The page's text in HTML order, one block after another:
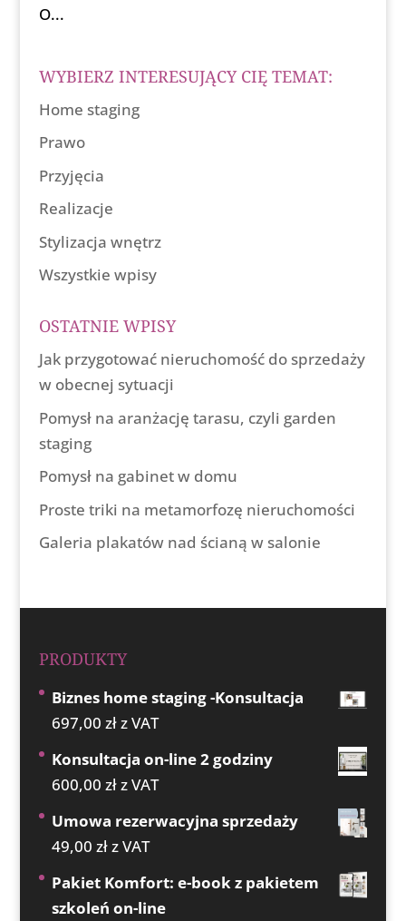
O...
WYBIERZ INTERESUJĄCY CIĘ TEMAT:
Home staging
Prawo
Przyjęcia
Realizacje
Stylizacja wnętrz
Wszystkie wpisy
OSTATNIE WPISY
Jak przygotować nieruchomość do sprzedaży
w obecnej sytuacji
Pomysł na aranżację tarasu, czyli garden
staging
Pomysł na gabinet w domu
Proste triki na metamorfozę nieruchomości
Galeria plakatów nad ścianą w salonie
PRODUKTY
Biznes home staging -Konsultacja
697,00 złz VAT
Konsultacja on-line 2 godziny
600,00 złz VAT
Umowa rezerwacyjna sprzedaży
49,00 złz VAT
Pakiet Komfort: e-book z pakietem
szkoleń on-line